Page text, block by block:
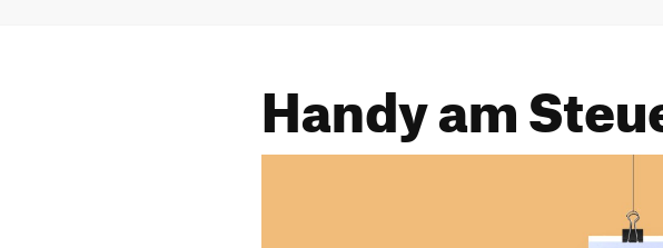
Handy am